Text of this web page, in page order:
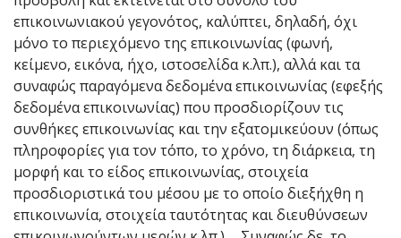
επικοινωνιακού γεγονότος, καλύπτει, δηλαδή, όχι
μόνο το περιεχόμενο της επικοινωνίας (φωνή,
κείμενο, εικόνα, ήχο, ιστοσελίδα κ.λπ.), αλλά και τα
συναφώς παραγόμενα δεδομένα επικοινωνίας (εφεξής
δεδομένα επικοινωνίας) που προσδιορίζουν τις
συνθήκες επικοινωνίας και την εξατομικεύουν (όπως
πληροφορίες για τον τόπο, το χρόνο, τη διάρκεια, τη
μορφή και το είδος επικοινωνίας, στοιχεία
προσδιοριστικά του μέσου με το οποίο διεξήχθη η
επικοινωνία, στοιχεία ταυτότητας και διευθύνσεων